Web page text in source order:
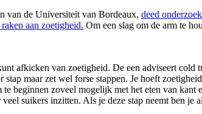
van de Universiteit van Bordeaux, deed
aan zoetigheid. Om een slag om de arm te
afkicken van zoetigheid. De een adviseert
maar zet wel forse stappen. Je hoeft
beginnen zoveel mogelijk met het eten van
suikers inzitten. Als je deze stap neemt ben je